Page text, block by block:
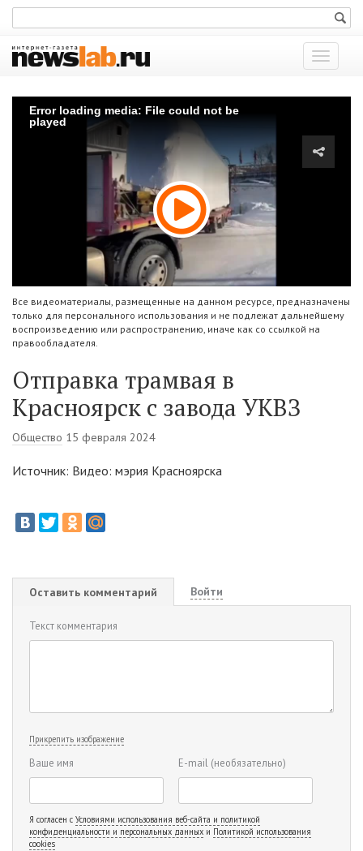
Показать
меню
Error loading media: File could not be
played
Все видеоматериалы, размещенные на данном ресурсе, предназначены
только для персонального использования и не подлежат дальнейшему
воспроизведению или распространению, иначе как со ссылкой на
правообладателя.
Отправка трамвая в
Красноярск с завода УКВЗ
Общество 15 февраля 2024
Источник: Видео: мэрия Красноярска
Оставить комментарий Войти
Текст комментария
Прикрепить изображение
Ваше имя E-mail (необязательно)
Я согласен с Условиями использования веб-сайта и политикой
конфиденциальности и персональных данных и Политикой использования
cookies